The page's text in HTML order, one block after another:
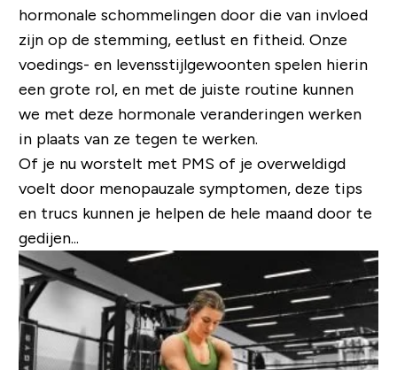
hormonale schommelingen door die van invloed
zijn op de stemming, eetlust en fitheid. Onze
voedings- en levensstijlgewoonten spelen hierin
een grote rol, en met de juiste routine kunnen
we met deze hormonale veranderingen werken
in plaats van ze tegen te werken.
Of je nu worstelt met PMS of je overweldigd
voelt door menopauzale symptomen, deze tips
en trucs kunnen je helpen de hele maand door te
gedijen...